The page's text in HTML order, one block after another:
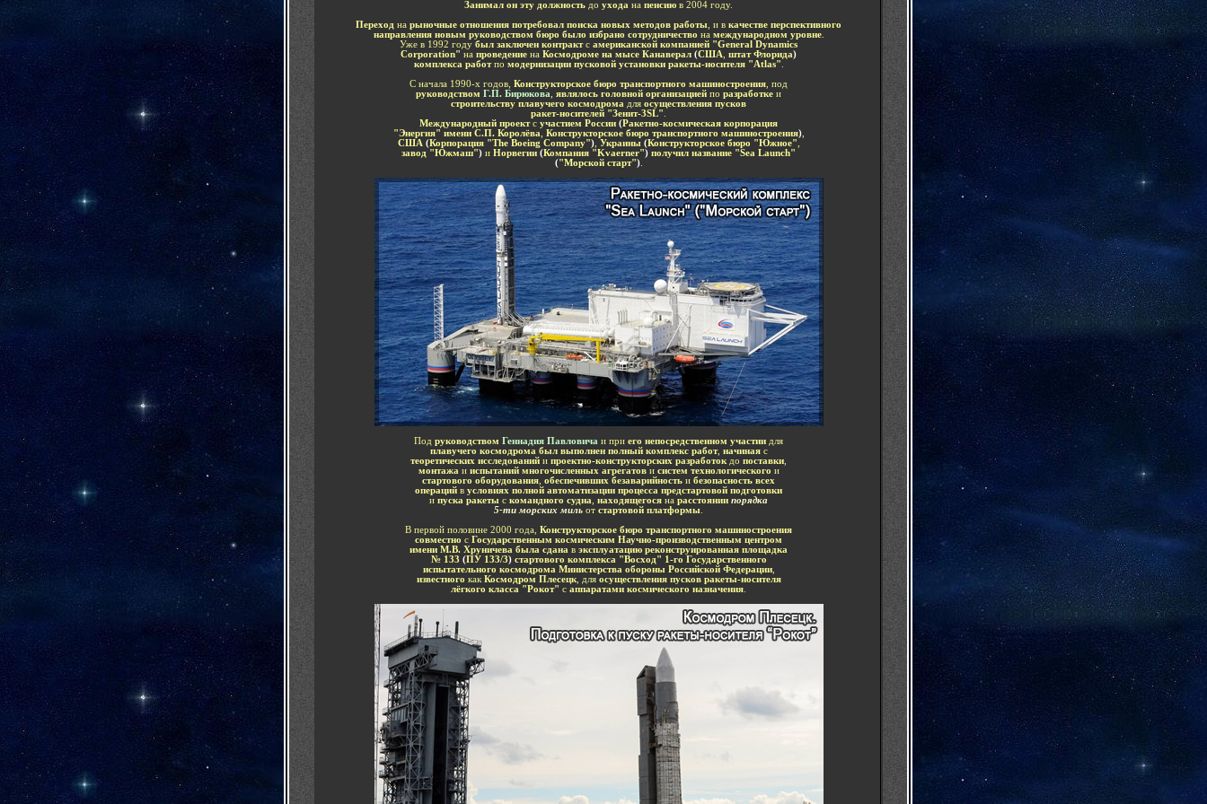
Занимал он эту должность до ухода на пенсию в 2004 году.
Переход на рыночные отношения потребовал поиска новых методов работы , и в качестве перспективного
направления новым руководством бюро было избрано сотрудничество на международном уровне.
Уже в 1992 году был заключен контрактс американской компанией "General Dynamics
Corporation" на проведение на Космодроме на мысе Канаверал (США штат Флорида)
комплекса работпо модернизации пусковой установки ракеты-носителя "Atlas"
С начала 1990-х годов, Конструкторское бюро транспортного машиностроения , под
руководством Г.П. Бирюкова являлось головной организацией по разработке и
строительству плавучего космодрома для осуществления пусков
ракет-носителей "Зенит-3SL"
Международный проектс участием России (Ракетно-космическая корпорация
"Энергия" имени С.П. Королёва
Конструкторское бюро транспортного машиностроения),
США (Корпорация "The Boeing Company"), Украины(Конструкторское бюро "Южное"
завод "Южмаш") и Норвегии (Компания "Kvaerner") получил название "Sea Launch"
("Морской старт").
Под руководством Геннадия Павловича и при его непосредственном участии для
плавучего космодрома был выполнен полный комплекс работ, начиная с
теоретических исследований и проектно-конструкторских разработок до поставки
монтажа ииспытаний многочисленных агрегатов и систем технологического и
стартового оборудования обеспечивших безаварийность и безопасность всех
операций в условиях полной автоматизации процесса предстартовой подготовки
и пуска ракеты с командного судна находящегося на расстоянии порядка
5-ти морских миль от стартовой платформы
В первой половине 2000 года, Конструкторское бюро транспортного машиностроения
совместно с Государственным космическим Научно-производственным центром
имени М.В. Хруничева была сдана в эксплуатацию реконструированная площадка
№ 133 (ПУ 133/3)стартового комплекса "Восход" 1-го Государственного
испытательного космодрома Министерства обороны Российской Федерации,
известного как Космодром Плесецк, дляосуществления пусков ракеты-носителя
лёгкого класса "Рокот" с аппаратами космического назначения